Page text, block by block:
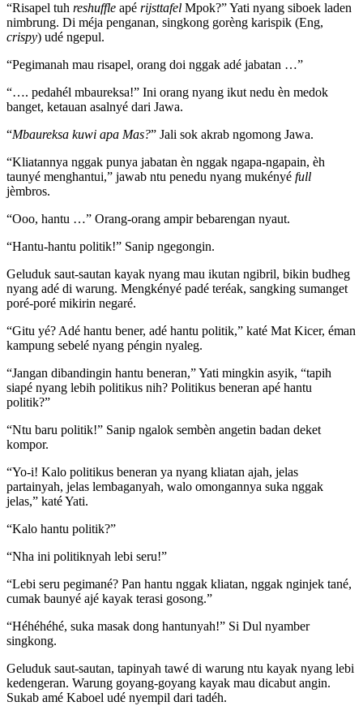
“Risapel tuh reshuffle apé rijsttafel Mpok?” Yati nyang siboek laden
nimbrung. Di méja penganan, singkong gorèng karispik (Eng,
crispy) udé ngepul.
“Pegimanah mau risapel, orang doi nggak adé jabatan …”
“…. pedahél mbaureksa!” Ini orang nyang ikut nedu èn medok
banget, ketauan asalnyé dari Jawa.
“Mbaureksa kuwi apa Mas?” Jali sok akrab ngomong Jawa.
“Kliatannya nggak punya jabatan èn nggak ngapa-ngapain, èh
taunyé menghantui,” jawab ntu penedu nyang mukényé full
jèmbros.
“Ooo, hantu …” Orang-orang ampir bebarengan nyaut.
“Hantu-hantu politik!” Sanip ngegongin.
Geluduk saut-sautan kayak nyang mau ikutan ngibril, bikin budheg
nyang adé di warung. Mengkényé padé teréak, sangking sumanget
poré-poré mikirin negaré.
“Gitu yé? Adé hantu bener, adé hantu politik,” katé Mat Kicer, éman
kampung sebelé nyang péngin nyaleg.
“Jangan dibandingin hantu beneran,” Yati mingkin asyik, “tapih
siapé nyang lebih politikus nih? Politikus beneran apé hantu
politik?”
“Ntu baru politik!” Sanip ngalok sembèn angetin badan deket
kompor.
“Yo-i! Kalo politikus beneran ya nyang kliatan ajah, jelas
partainyah, jelas lembaganyah, walo omongannya suka nggak
jelas,” katé Yati.
“Kalo hantu politik?”
“Nha ini politiknyah lebi seru!”
“Lebi seru pegimané? Pan hantu nggak kliatan, nggak nginjek tané,
cumak baunyé ajé kayak terasi gosong.”
“Héhéhéhé, suka masak dong hantunyah!” Si Dul nyamber
singkong.
Geluduk saut-sautan, tapinyah tawé di warung ntu kayak nyang lebi
kedengeran. Warung goyang-goyang kayak mau dicabut angin.
Sukab amé Kaboel udé nyempil dari tadéh.